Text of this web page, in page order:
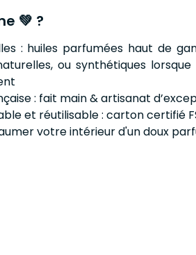
💚 ?
: huiles parfumées haut de
ou synthétiques
: fait main & artisanat
et réutilisable : carton certifié
votre intérieur d'un doux